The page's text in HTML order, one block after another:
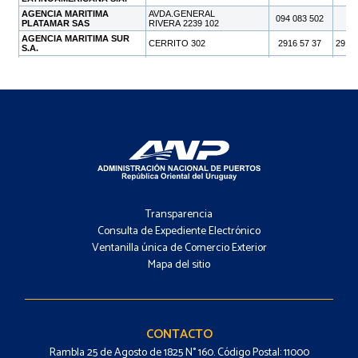
-
Menú
Transparencia
Consulta de Expediente Electrónico
Ventanilla única de Comercio Exterior
Mapa del sitio
-
Contacto
CONTACTO
Rambla 25 de Agosto de 1825 N° 160. Código Postal: 11000